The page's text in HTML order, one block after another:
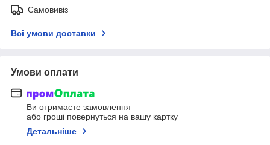
Самовивіз
Всі умови доставки
Умови оплати
Ви отримаєте замовлення
або гроші повернуться на вашу картку
Детальніше